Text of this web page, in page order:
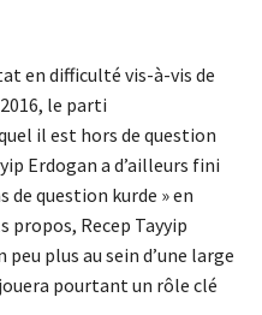
en difficulté vis-à-vis de
le parti
il est hors de question
Erdogan a d’ailleurs fini
de question kurde » en
propos, Recep Tayyip
plus au sein d’une large
pourtant un rôle clé